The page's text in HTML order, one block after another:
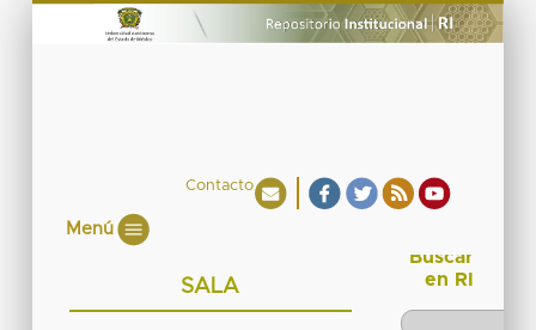
Contacto
Menú
SALA
Buscar
en RI